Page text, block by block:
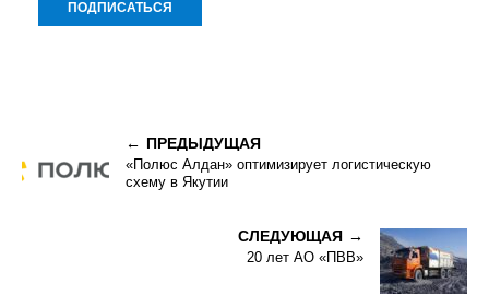
ПРЕДЫДУЩАЯ
«Полюс Алдан» оптимизирует логистическую
схему в Якутии
СЛЕДУЮЩАЯ
20 лет АО «ПВВ»